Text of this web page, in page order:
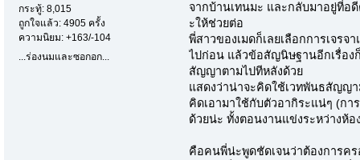
กระทู้: 8,015
ถูกใจแล้ว: 4905 ครั้ง
ความนิยม: +163/-104
...ร่องนมและซอกอก...
จากบ้านเทนมะ และกลับมาอยู่ที่อ
ะให้ช่วยต่อ
พี่สาวของเมดก็เลยเลือกการเจร
ไปก่อน แล้วข้อสัญนิษฐานอีกเรื่อง
สัญญาตามไปทีหลังด้วย
แสดงว่าน่าจะคิดใช้เวทพันธสัญญ
คิดเอามาใช้กับตัวอากิระแน่ๆ (ก
ด้วยน่ะ ทั้งตอนงานแข่งระหว่างห้
คือคนพี่น่ะพูดชัดเจนว่าต้องการค